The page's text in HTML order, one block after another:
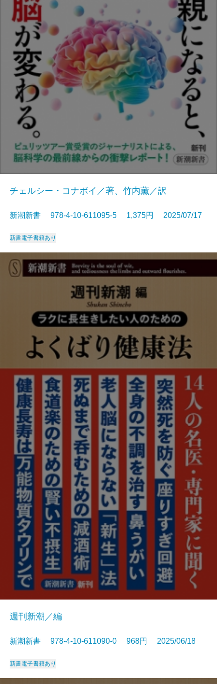
チェルシー・コナボイ／著、竹内薫／訳
新潮新書 978-4-10-611095-5 1,375円 2025/07/17
新書電子書籍あり
週刊新潮／編
新潮新書 978-4-10-611090-0 968円 2025/06/18
新書電子書籍あり